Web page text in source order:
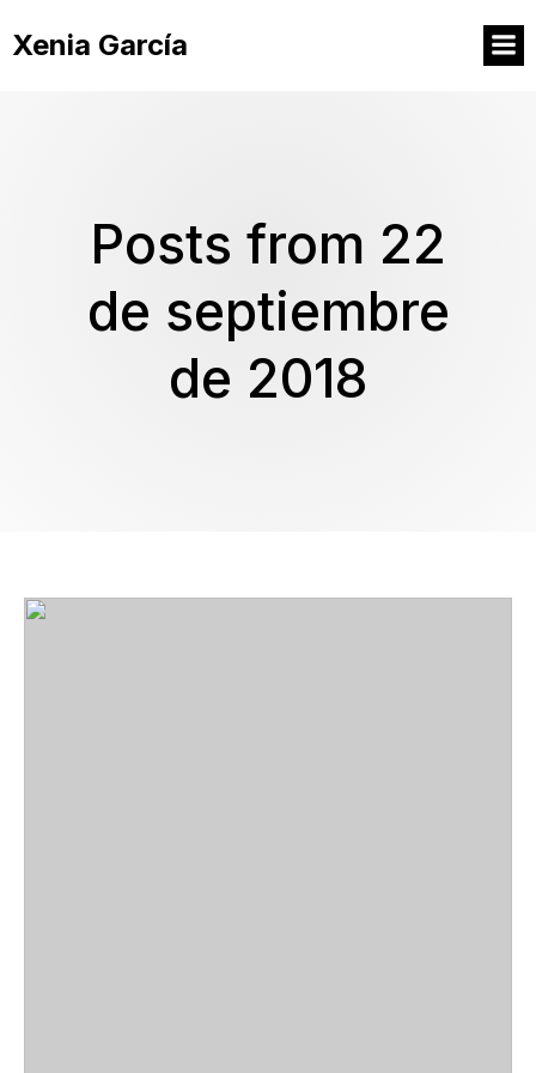
Xenia García
Posts from 22
de septiembre
de 2018